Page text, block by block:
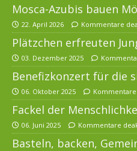
Mosca-Azubis bauen
22. April 2026 Kommentare
Plätzchen erfreuten
03. Dezember 2025
Benefizkonzert für die
06. Oktober 2025
Fackel der
06. Juni 2025 Kommentare
Basteln, backen,